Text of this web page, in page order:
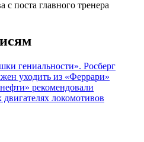
поста главного тренера
гениальности». Росберг
уходить из «Феррари»
рекомендовали
локомотивов